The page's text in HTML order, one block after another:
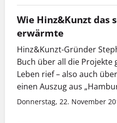
Wie Hinz&Kunzt das
erwärmte
Hinz&Kunzt-Gründer
Buch über all die Projekte
Leben rief – also auch
einen Auszug aus
Donnerstag, 22. November